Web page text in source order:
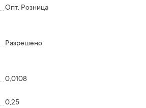
Опт. Розница
Разрешено
0,0108
0,25